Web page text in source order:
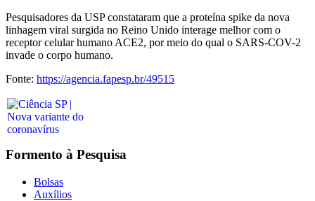
Pesquisadores da USP constataram que a proteína spike da nova
linhagem viral surgida no Reino Unido interage melhor com o
receptor celular humano ACE2, por meio do qual o SARS-COV-2
invade o corpo humano.
Fonte: https://agencia.fapesp.br/49515
Formento à Pesquisa
Bolsas
Auxílios